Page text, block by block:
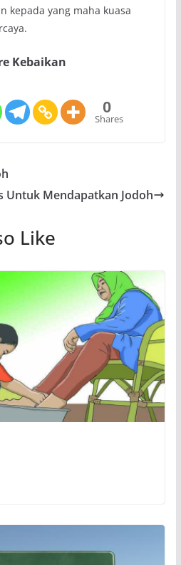
kepada yang maha kuasa
Kebaikan
0
Shares
Untuk Mendapatkan Jodoh
Like